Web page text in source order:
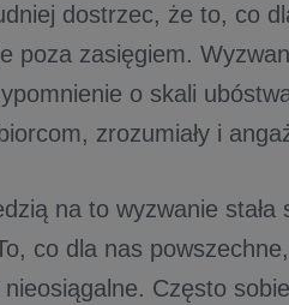
dostrzec, że to, co
poza zasięgiem.
o skali
zrozumiały i
na to wyzwanie stała
co dla nas
nieosiągalne. Często